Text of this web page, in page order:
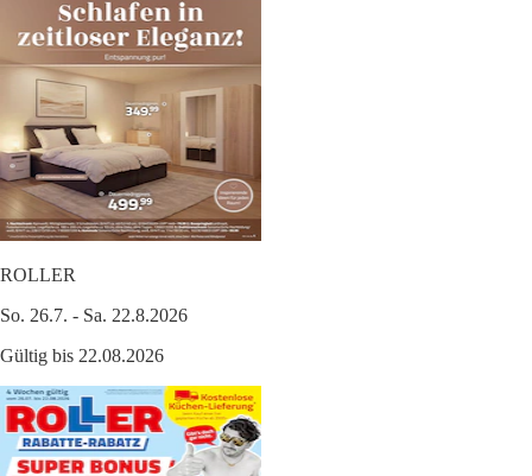
ROLLER
So. 26.7. - Sa. 22.8.2026
Gültig bis 22.08.2026